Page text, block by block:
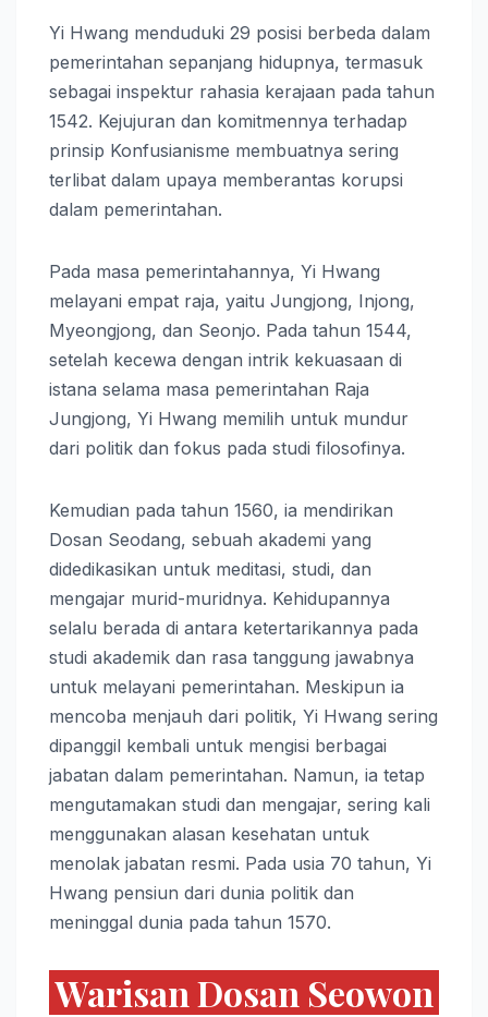
Yi Hwang menduduki 29 posisi berbeda dalam
pemerintahan sepanjang hidupnya, termasuk
sebagai inspektur rahasia kerajaan pada tahun
1542. Kejujuran dan komitmennya terhadap
prinsip Konfusianisme membuatnya sering
terlibat dalam upaya memberantas korupsi
dalam pemerintahan.
Pada masa pemerintahannya, Yi Hwang
melayani empat raja, yaitu Jungjong, Injong,
Myeongjong, dan Seonjo. Pada tahun 1544,
setelah kecewa dengan intrik kekuasaan di
istana selama masa pemerintahan Raja
Jungjong, Yi Hwang memilih untuk mundur
dari politik dan fokus pada studi filosofinya.
Kemudian pada tahun 1560, ia mendirikan
Dosan Seodang, sebuah akademi yang
didedikasikan untuk meditasi, studi, dan
mengajar murid-muridnya. Kehidupannya
selalu berada di antara ketertarikannya pada
studi akademik dan rasa tanggung jawabnya
untuk melayani pemerintahan. Meskipun ia
mencoba menjauh dari politik, Yi Hwang sering
dipanggil kembali untuk mengisi berbagai
jabatan dalam pemerintahan. Namun, ia tetap
mengutamakan studi dan mengajar, sering kali
menggunakan alasan kesehatan untuk
menolak jabatan resmi. Pada usia 70 tahun, Yi
Hwang pensiun dari dunia politik dan
meninggal dunia pada tahun 1570.
Warisan Dosan Seowon